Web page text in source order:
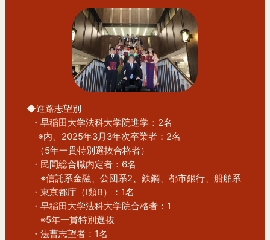
◆進路志望別
  ・早稲田大学法科大学院進学：2名
※内、2025年3月3年次卒業者：2名
（5年一貫特別選抜合格者）
  ・民間総合職内定者：6名
※信託系金融、公団系2、鉄鋼、都市銀行、船舶系
  ・東京都庁（I類B）：1名
  ・早稲田大学法科大学院合格者：1
※5年一貫特別選抜
  ・法曹志望者：1名